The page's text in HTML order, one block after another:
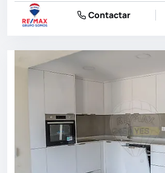
Contactar